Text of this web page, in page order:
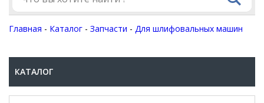
Главная - Каталог - Запчасти - Для шлифовальных машин
КАТАЛОГ